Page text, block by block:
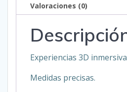
Valoraciones (0)
Experiencias 3D
Medidas precisas.